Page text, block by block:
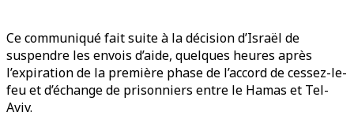
Ce communiqué fait suite à la décision d’Israël de
suspendre les envois d’aide, quelques heures après
l’expiration de la première phase de l’accord de cessez-le-
feu et d’échange de prisonniers entre le Hamas et Tel-
Aviv.